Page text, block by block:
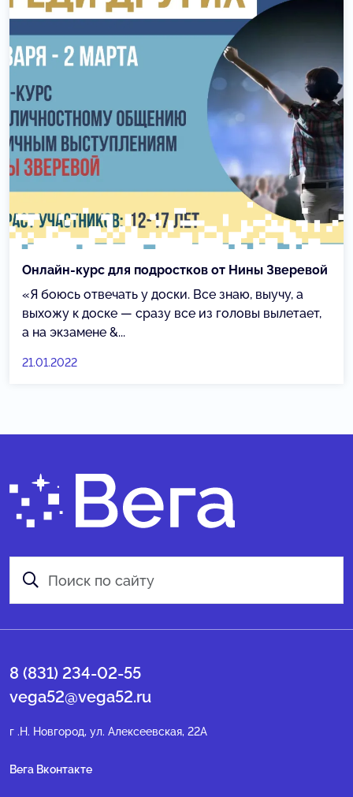
Онлайн-курс для подростков от Нины Зверевой
«Я боюсь отвечать у доски. Все знаю, выучу, а
выхожу к доске — сразу все из головы вылетает,
а на экзамене &...
21.01.2022
8 (831) 234-02-55
vega52@vega52.ru
г .Н. Новгород, ул. Алексеевская, 22А
Вега Вконтакте